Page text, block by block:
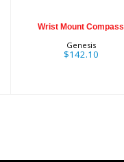
Wrist Mount Compass
Genesis
$142.10